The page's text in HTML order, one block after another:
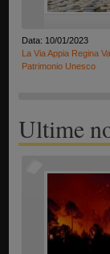
Data: 10/01/2023
La Via Appia Regina
Patrimonio Unesco
Ultime